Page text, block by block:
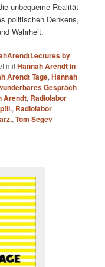
unbequeme Realität
politischen Denkens,
Wahrheit.
by
mitHannah Arendt in
Arendt Tage,Hannah
Gespräch
Arendt, Radiolabor
, Radiolabor
,Tom Segev